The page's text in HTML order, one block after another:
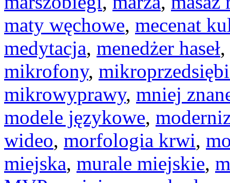
maty węchowe, mecenat
medytacja, menedżer haseł,
mikrofony,
mikrowyprawy, mniej
modele językowe,
wideo, morfologia krwi,
miejska, murale miejskie,